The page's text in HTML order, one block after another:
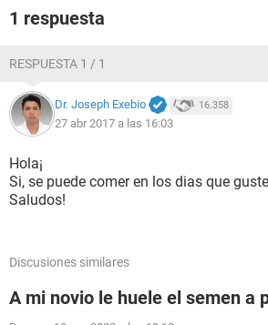
1 respuesta
RESPUESTA 1 / 1
Dr. Joseph Exebio 16.358
27 abr 2017 a las 16:03
Hola¡
Si, se puede comer en los dias que
Saludos!
Discusiones similares
A mi novio le huele el semen a